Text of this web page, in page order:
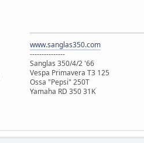
www.sanglas350.com
---------------
Sanglas 350/4/2 '66
Vespa Primavera T3 125
Ossa "Pepsi" 250T
Yamaha RD 350 31K